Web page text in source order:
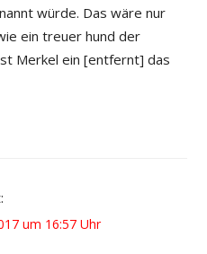
würde. Das wäre nur
ein treuer hund der
Merkel ein [entfernt] das
um 16:57 Uhr